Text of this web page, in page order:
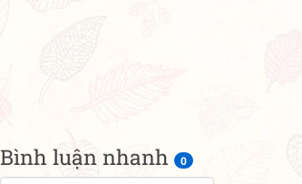
Bình luận nhanh 0